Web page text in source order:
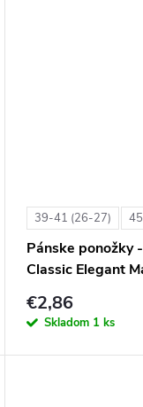
39-41 (26-27)
Pánske ponožky
Classic Elegant
€2,86
Skladom 1 ks